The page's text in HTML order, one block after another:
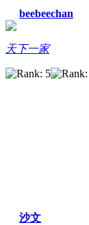
beebeechan
天下一家
沙文